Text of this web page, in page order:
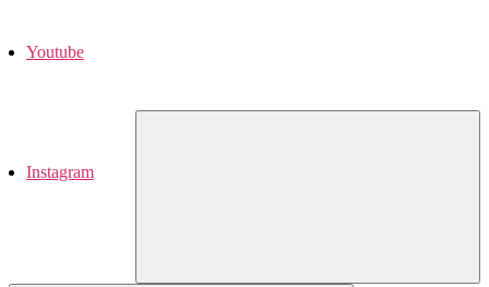
Youtube
Instagram